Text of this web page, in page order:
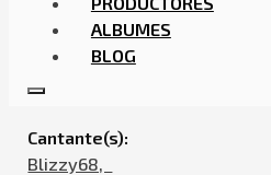
ALBUMES
BLOG
Cantante(s):
Blizzy68,ㅤㅤ